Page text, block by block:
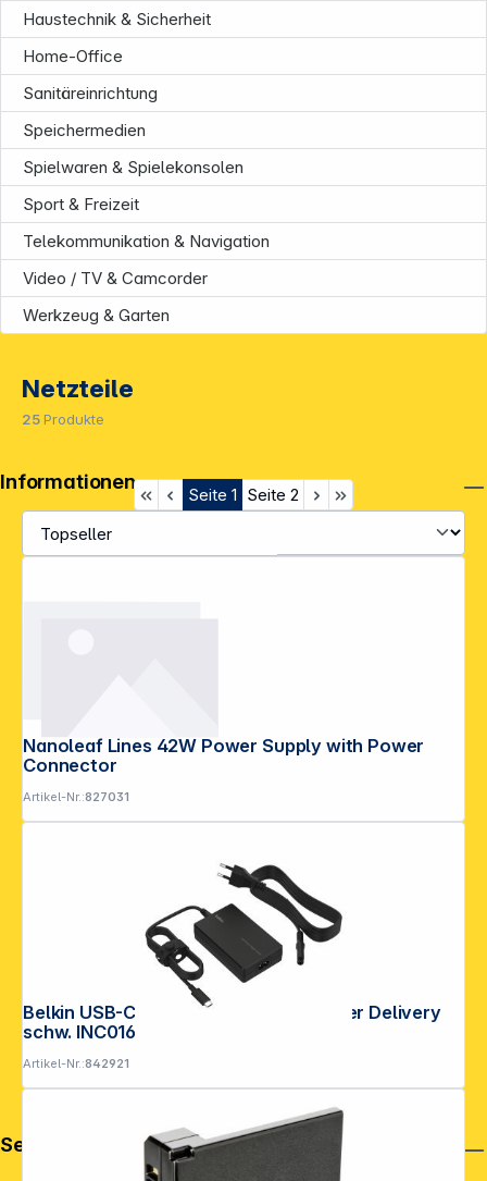
Haustechnik & Sicherheit
Home-Office
Sanitäreinrichtung
Speichermedien
Spielwaren & Spielekonsolen
Sport & Freizeit
Telekommunikation & Navigation
Video / TV & Camcorder
Werkzeug & Garten
Netzteile
25 Produkte
Seite 1 Seite 2
Nanoleaf Lines 42W Power Supply with Power
Connector
Artikel-Nr.:827031
Belkin USB-C GaN Netzteil 100W Power Delivery
schw. INC016vfBK
Artikel-Nr.:842921
Informationen
Service